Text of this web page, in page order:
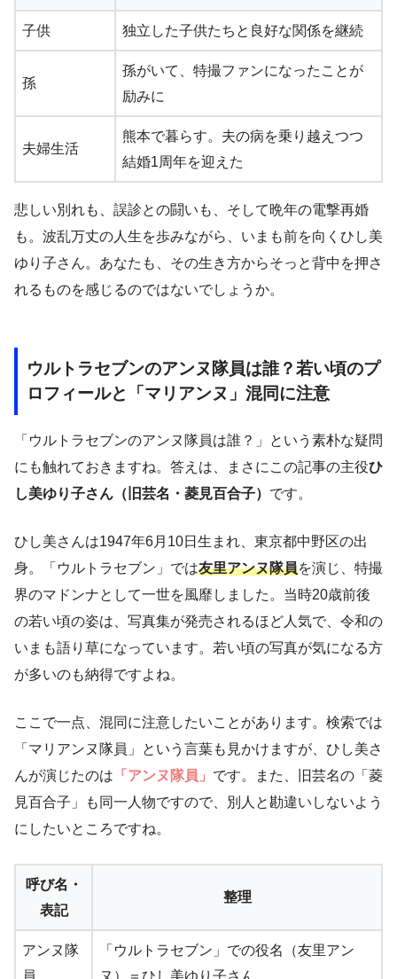
子供 独立した子供たちと良好な関係を継続
孫
孫がいて、特撮ファンになったことが
励みに
夫婦生活
熊本で暮らす。夫の病を乗り越えつつ
結婚1周年を迎えた
悲しい別れも、誤診との闘いも、そして晩年の電撃再婚
も。波乱万丈の人生を歩みながら、いまも前を向くひし美
ゆり子さん。あなたも、その生き方からそっと背中を押さ
れるものを感じるのではないでしょうか。
ウルトラセブンのアンヌ隊員は誰？若い頃のプ
ロフィールと「マリアンヌ」混同に注意
「ウルトラセブンのアンヌ隊員は誰？」という素朴な疑問
にも触れておきますね。答えは、まさにこの記事の主役ひ
し美ゆり子さん（旧芸名・菱見百合子） です。
ひし美さんは1947年6月10日生まれ、東京都中野区の出
身。「ウルトラセブン」では友里アンヌ隊員を演じ、特撮
界のマドンナとして一世を風靡しました。当時20歳前後
の若い頃の姿は、写真集が発売されるほど人気で、令和の
いまも語り草になっています。若い頃の写真が気になる方
が多いのも納得ですよね。
ここで一点、混同に注意したいことがあります。検索では
「マリアンヌ隊員」という言葉も見かけますが、ひし美さ
んが演じたのは 「アンヌ隊員」 です。また、旧芸名の「菱
見百合子」も同一人物ですので、別人と勘違いしないよう
にしたいところですね。
呼び名・
表記
整理
アンヌ隊
員
「ウルトラセブン」での役名（友里アン
ヌ）＝ひし美ゆり子さん